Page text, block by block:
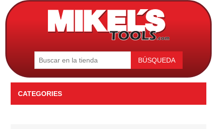
BÚSQUEDA
CATEGORIES